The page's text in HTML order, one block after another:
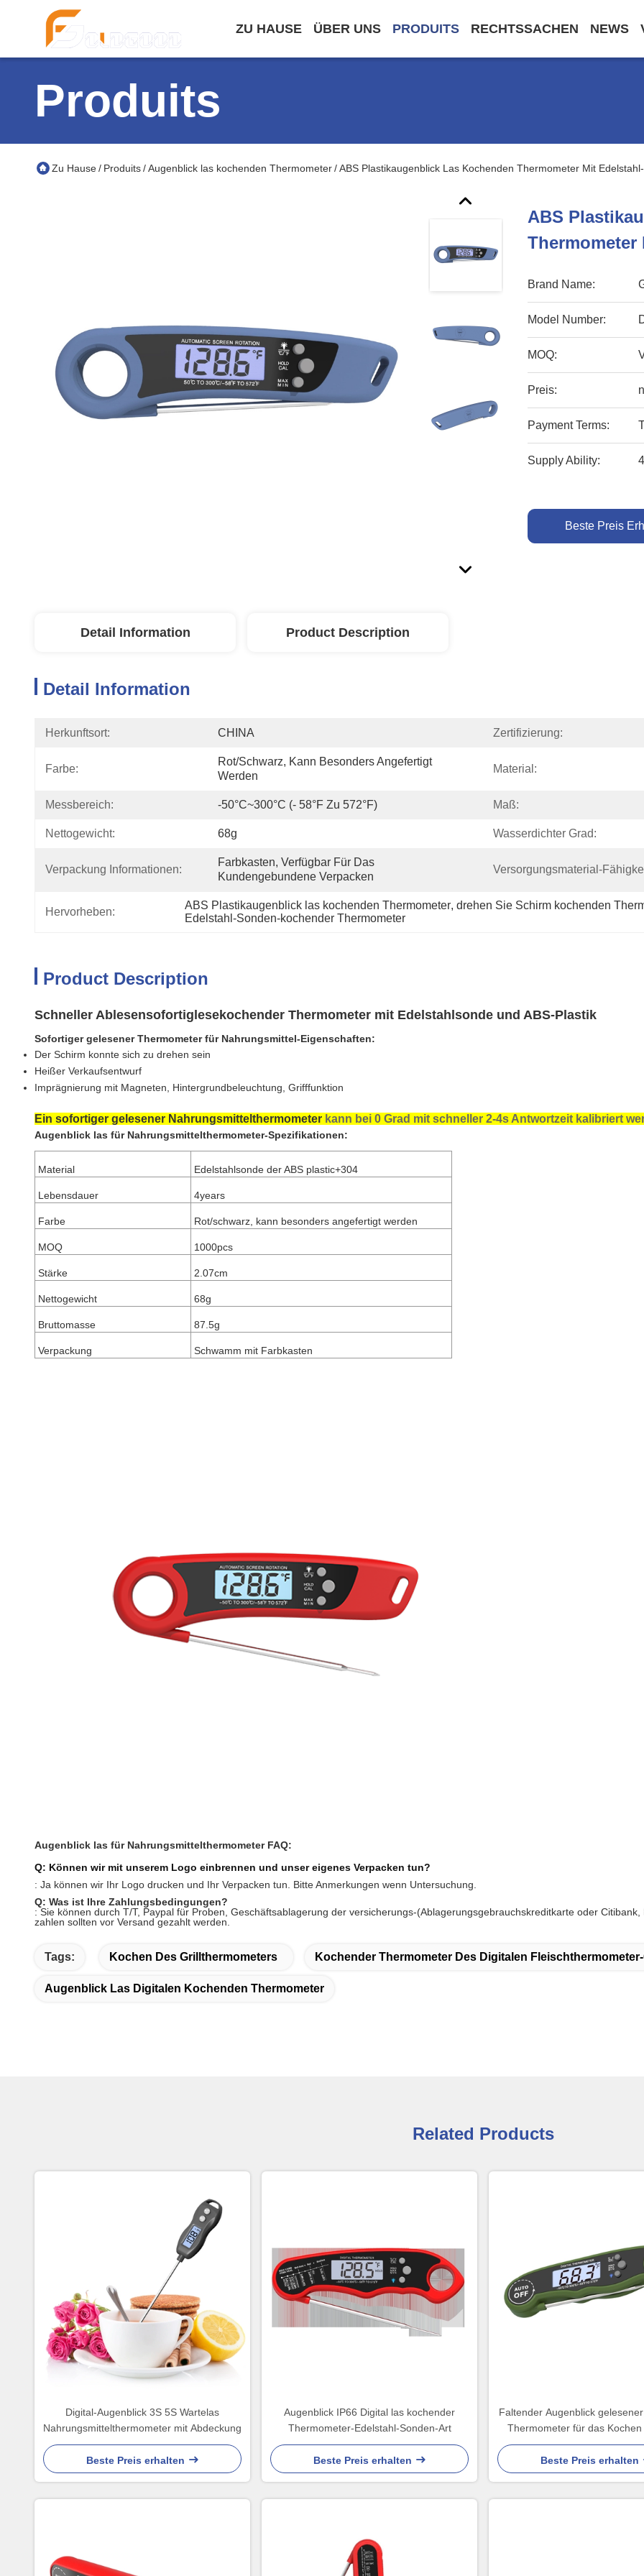
ZU HAUSE ÜBER UNS PRODUITS RECHTSSACHEN NEWS
Produits
Zu Hause/ Produits/Augenblick las kochenden Thermometer/ABS Plastikaugenblick Las Kochenden Thermometer Mit
ABS
Brand Name:
Model Number:
MOQ:
Preis:
Payment Terms:
Supply Ability:
Beste Preis
Detail Information Product Description
Detail Information
Herkunftsort: CHINA Zertifizierung:
Farbe:
Rot/schwarz, Kann Besonders Angefertigt
Werden
Material:
Messbereich: -50°C~300°C (- 58°F Zu 572°F) Maß:
Nettogewicht: 68g Wasserdichter Grad:
Verpackung Informationen:
Farbkasten, Verfügbar Für Das
Kundengebundene Verpacken
Versorgungsmaterial-
Hervorheben:
ABS Plastikaugenblick las kochenden Thermometer, drehen Sie Schirm kochenden
Edelstahl-Sonden-kochender Thermometer
Product Description
Schneller Ablesensofortiglesekochender Thermometer mit Edelstahlsonde und ABS-Plastik
Sofortiger gelesener Thermometer für Nahrungsmittel-Eigenschaften:
Der Schirm konnte sich zu drehen sein
Heißer Verkaufsentwurf
Imprägnierung mit Magneten, Hintergrundbeleuchtung, Grifffunktion
Ein sofortiger gelesener Nahrungsmittelthermometer kann bei 0 Grad mit schneller 2-4s Antwortzeit kalibriert
Augenblick las für Nahrungsmittelthermometer-Spezifikationen:
Material Edelstahlsonde der ABS plastic+304
Lebensdauer 4years
Farbe Rot/schwarz, kann besonders angefertigt werden
MOQ 1000pcs
Stärke 2.07cm
Nettogewicht 68g
Bruttomasse 87.5g
Verpackung Schwamm mit Farbkasten
Augenblick las für Nahrungsmittelthermometer FAQ:
Q: Können wir mit unserem Logo einbrennen und unser eigenes Verpacken tun?
: Ja können wir Ihr Logo drucken und Ihr Verpacken tun. Bitte Anmerkungen wenn Untersuchung.
Q: Was ist Ihre Zahlungsbedingungen?
: Sie können durch T/T, Paypal für Proben, Geschäftsablagerung der versicherungs-(Ablagerungsgebrauchskreditkarte oder
zahlen sollten vor Versand gezahlt werden.
Tags: Kochen Des Grillthermometers Kochender Thermometer Des Digitalen
Augenblick Las Digitalen Kochenden Thermometer
Related Products
Digital-Augenblick 3S 5S Wartelas
Nahrungsmittelthermometer mit Abdeckung
Beste Preis erhalten
Augenblick IP66 Digital las kochender
Thermometer-Edelstahl-Sonden-Art
Beste Preis erhalten
Faltender Augenblick
Thermometer für das Kochen
Grill-Backens
Beste Preis erhalten